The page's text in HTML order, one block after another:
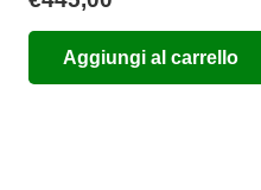
Aggiungi al carrello